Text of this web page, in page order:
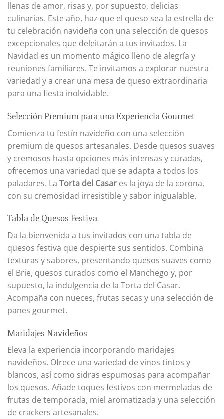
llenas de amor, risas y, por supuesto, delicias
culinarias. Este año, haz que el queso sea la estrella de
tu celebración navideña con una selección de quesos
excepcionales que deleitarán a tus invitados. La
Navidad es un momento mágico lleno de alegría y
reuniones familiares. Te invitamos a explorar nuestra
variedad y a crear una mesa de queso extraordinaria
para una fiesta inolvidable.
Selección Premium para una Experiencia Gourmet
Comienza tu festín navideño con una selección
premium de quesos artesanales. Desde quesos suaves
y cremosos hasta opciones más intensas y curadas,
ofrecemos una variedad que se adapta a todos los
paladares. La Torta del Casar es la joya de la corona,
con su cremosidad irresistible y sabor inigualable.
Tabla de Quesos Festiva
Da la bienvenida a tus invitados con una tabla de
quesos festiva que despierte sus sentidos. Combina
texturas y sabores, presentando quesos suaves como
el Brie, quesos curados como el Manchego y, por
supuesto, la indulgencia de la Torta del Casar.
Acompaña con nueces, frutas secas y una selección de
panes gourmet.
Maridajes Navideños
Eleva la experiencia incorporando maridajes
navideños. Ofrece una variedad de vinos tintos y
blancos, así como sidras espumosas para acompañar
los quesos. Añade toques festivos con mermeladas de
frutas de temporada, miel aromatizada y una selección
de crackers artesanales.